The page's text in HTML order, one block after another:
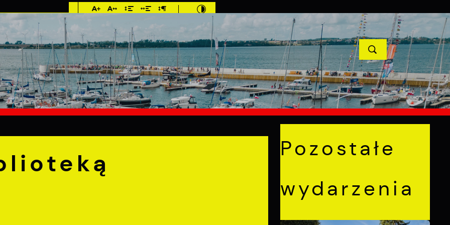
Imieniny: Sława,
Jakub, Stefan
MIESZKANIEC TURYSTYKA INWESTYCJE PROJEKTY UNIJNE KONTAKT
Publiczną POPRZEDNI NASTĘPNY
Pozostałe
wydarzenia